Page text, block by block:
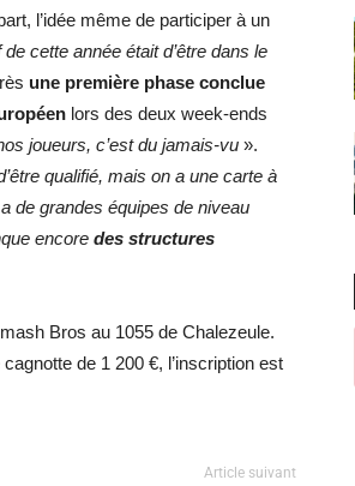
l’idée même de participer à un
de cette année était d’être dans le
une première phase conclue
lors des deux week-ends
joueurs, c’est du jamais-vu ».
qualifié, mais on a une carte à
de grandes équipes de niveau
encore des structures
Bros au 1055 de Chalezeule.
de 1 200 €, l’inscription est
Article suivant